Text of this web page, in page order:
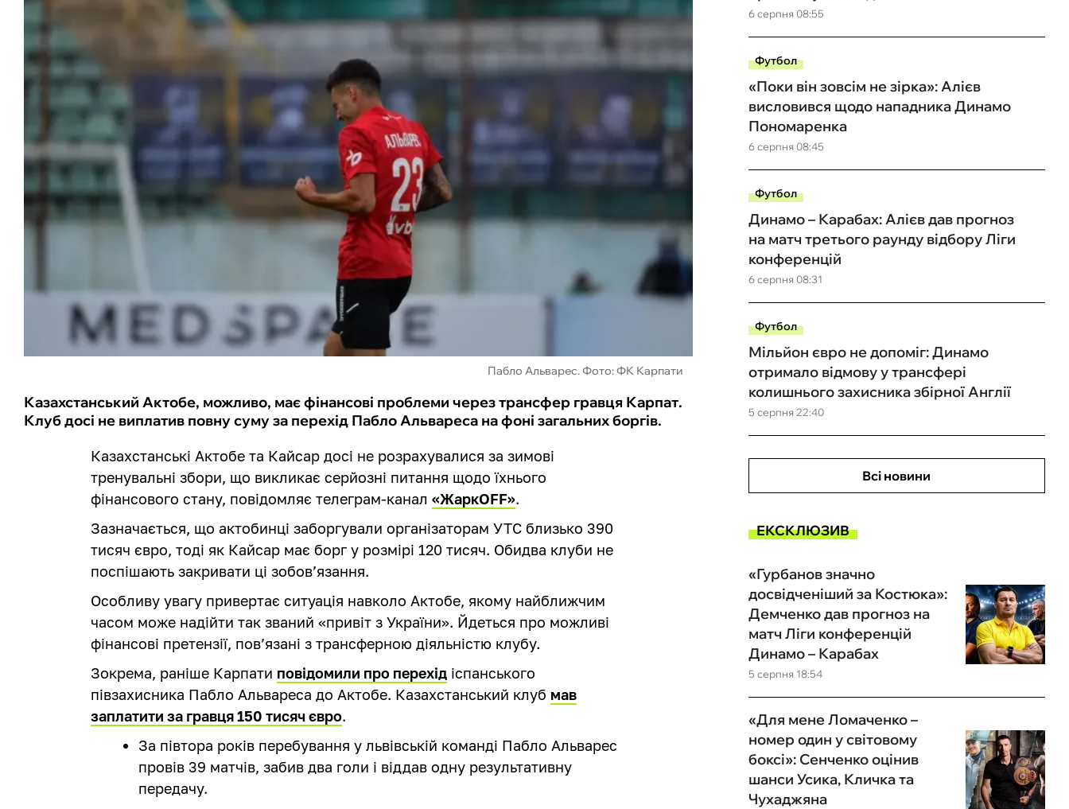
Пабло Альварес. Фото: ФК Карпати
Казахстанський Актобе, можливо, має фінансові проблеми через трансфер гравця Карпат.
Клуб досі не виплатив повну суму за перехід Пабло Альвареса на фоні загальних боргів.
Казахстанські Актобе та Кайсар досі не розрахувалися за зимові
тренувальні збори, що викликає серйозні питання щодо їхнього
фінансового стану, повідомляє телеграм-канал«ЖаркOFF».
Зазначається, що актобинці заборгували організаторам УТС близько 390
тисяч євро, тоді як Кайсар має борг у розмірі 120 тисяч. Обидва клуби не
поспішають закривати ці зобов’язання.
Особливу увагу привертає ситуація навколо Актобе, якому найближчим
часом може надійти так званий «привіт з України». Йдеться про можливі
фінансові претензії, пов’язані з трансферною діяльністю клубу.
Зокрема, раніше Карпати повідомили про перехід іспанського
півзахисника Пабло Альвареса до Актобе. Казахстанський клуб мав
заплатити за гравця 150 тисяч євро.
За півтора років перебування у львівській команді Пабло Альварес
провів 39 матчів, забив два голи і віддав одну результативну
передачу.
6 серпня 08:55
Футбол
6 серпня 08:45
«Поки він зовсім не зірка»: Алієв
висловився щодо нападника Динамо
Пономаренка
Футбол
6 серпня 08:31
Динамо – Карабах: Алієв дав прогноз
на матч третього раунду відбору Ліги
конференцій
Футбол
5 серпня 22:40
Мільйон євро не допоміг: Динамо
отримало відмову у трансфері
колишнього захисника збірної Англії
Всі новини
ЕКСКЛЮЗИВ
5 серпня 18:54
«Гурбанов значно
досвідченіший за Костюка»:
Демченко дав прогноз на
матч Ліги конференцій
Динамо – Карабах
«Для мене Ломаченко –
номер один у світовому
боксі»: Сенченко оцінив
шанси Усика, Кличка та
Чухаджяна